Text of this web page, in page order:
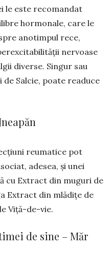
le este reco­man­dat
hormo­nale, care le
anotimpul rece,
nervoase
diver­se. Sin­gur sau
Salcie, poate readuce
reumatice pot
adesea, și unei
cu Extract din muguri de
Extract din mlădițe de
Viță-de-vie.
de sine – Măr